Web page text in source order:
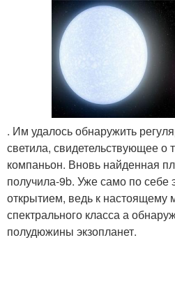
. Им удалось обнаружить
светила, свидетельствующее о
компаньон. Вновь найденная
получила-9b. Уже само по
открытием, ведь к настоящему
спектрального класса а
полудюжины экзопланет.